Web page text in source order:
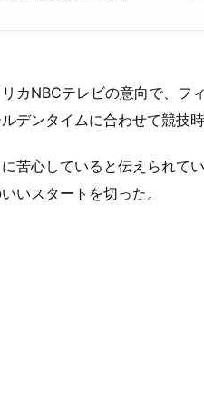
カNBCテレビの意向で、フ
デンタイムに合わせて競技時
苦心していると伝えられて
いスタートを切った。